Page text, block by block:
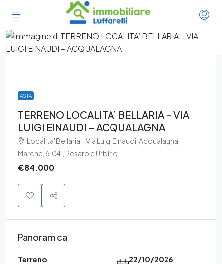
ASTA
TERRENO LOCALITA’ BELLARIA – VIA
LUIGI EINAUDI – ACQUALAGNA
Localita' Bellaria - Via Luigi Einaudi, Acqualagna,
Marche, 61041, Pesaro e Urbino
€84.000
Panoramica
Terreno 22/10/2026